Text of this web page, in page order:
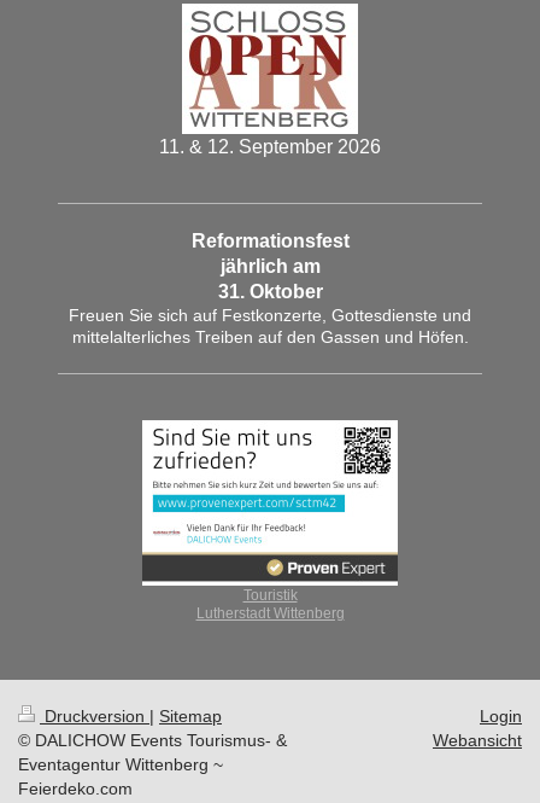
11. & 12. September 2026
Reformationsfest
jährlich am
31. Oktober
Freuen Sie sich auf Festkonzerte, Gottesdienste und
mittelalterliches Treiben auf den Gassen und Höfen.
Touristik
Lutherstadt Wittenberg
Druckversion | Sitemap
© DALICHOW Events Tourismus- &
Eventagentur Wittenberg ~
Feierdeko.com
Login
Webansicht